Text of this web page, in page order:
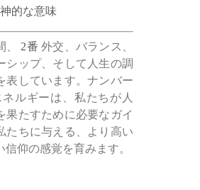
的な意味
、 2番 外交、バランス、
シップ、そして人生の調
表しています。ナンバー
ルギーは、私たちが人
果たすために必要なガイ
たちに与える、より高い
信仰の感覚を育みます。